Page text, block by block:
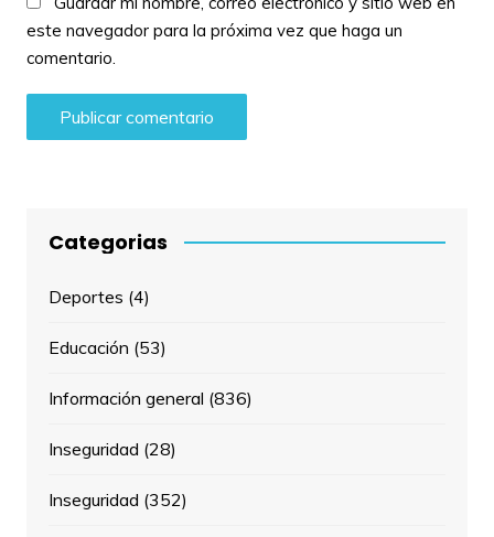
este navegador para la próxima vez que haga un
comentario.
Categorias
Deportes (4)
Educación (53)
Información general (836)
Inseguridad (28)
Inseguridad (352)